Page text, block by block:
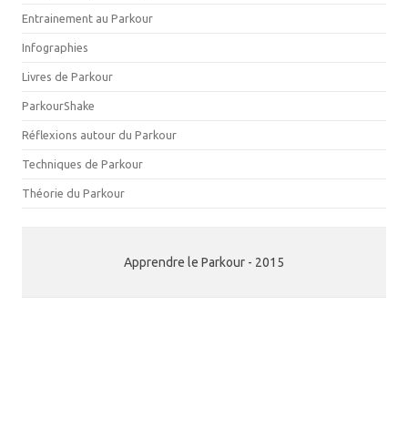
Entrainement au Parkour
Infographies
Livres de Parkour
ParkourShake
Réflexions autour du Parkour
Techniques de Parkour
Théorie du Parkour
Apprendre le Parkour - 2015